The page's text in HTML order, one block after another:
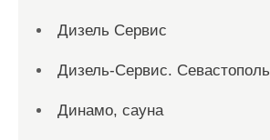
Дизель Сервис
Дизель-Сервис. Севастополь
Динамо, сауна